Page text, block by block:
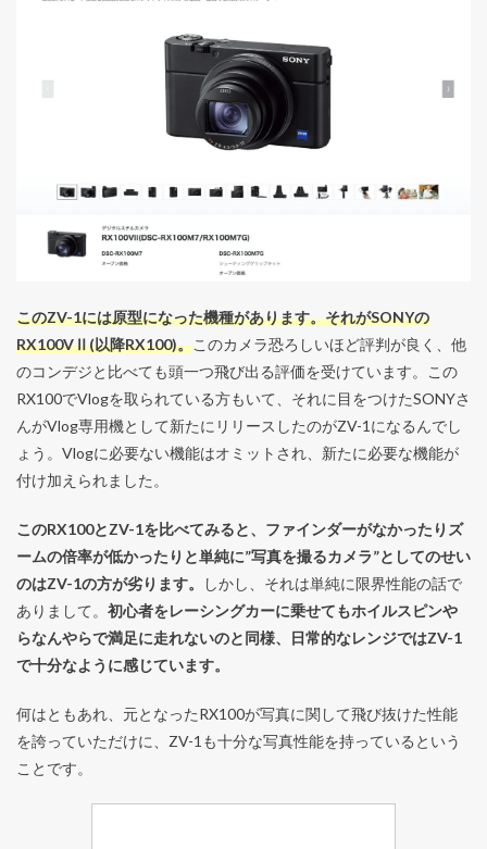
このZV-1には原型になった機種があります。それがSONYの
RX100VⅡ(以降RX100)。このカメラ恐ろしいほど評判が良く、他
のコンデジと比べても頭一つ飛び出る評価を受けています。この
RX100でVlogを取られている方もいて、それに目をつけたSONYさ
んがVlog専用機として新たにリリースしたのがZV-1になるんでし
ょう。Vlogに必要ない機能はオミットされ、新たに必要な機能が
付け加えられました。
このRX100とZV-1を比べてみると、ファインダーがなかったりズ
ームの倍率が低かったりと単純に”写真を撮るカメラ”としてのせい
のはZV-1の方が劣ります。
しかし、それは単純に限界性能の話で
ありまして。 初心者をレーシングカーに乗せてもホイルスピンや
らなんやらで満足に走れないのと同様、日常的なレンジではZV-1
で十分なように感じています。
何はともあれ、元となったRX100が写真に関して飛び抜けた性能
を誇っていただけに、ZV-1も十分な写真性能を持っているという
ことです。